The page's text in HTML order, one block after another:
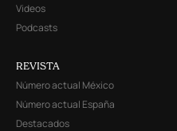
Videos
Podcasts
REVISTA
Número actual México
Número actual España
Destacados